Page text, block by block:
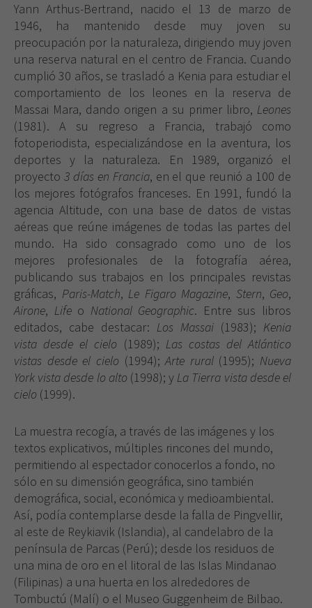
Yann Arthus-Bertrand, nacido el 13 de marzo de
1946, ha mantenido desde muy joven su
preocupación por la naturaleza, dirigiendo muy joven
una reserva natural en el centro de Francia. Cuando
cumplió 30 años, se trasladó a Kenia para estudiar el
comportamiento de los leones en la reserva de
Massai Mara, dando origen a su primer libro, Leones
(1981). A su regreso a Francia, trabajó como
fotoperiodista, especializándose en la aventura, los
deportes y la naturaleza. En 1989, organizó el
proyecto 3 días en Francia, en el que reunió a 100 de
los mejores fotógrafos franceses. En 1991, fundó la
agencia Altitude, con una base de datos de vistas
aéreas que reúne imágenes de todas las partes del
mundo. Ha sido consagrado como uno de los
mejores profesionales de la fotografía aérea,
publicando sus trabajos en los principales revistas
gráficas, Paris-Match, Le Figaro Magazine, Stern, Geo,
Airone, Lifeo National Geographic. Entre sus libros
editados, cabe destacar: Los Massai (1983); Kenia
vista desde el cielo (1989); Las costas del Atlántico
vistas desde el cielo (1994);Arte rural(1995); Nueva
York vista desde lo alto (1998); y La Tierra vista desde el
cielo (1999).
La muestra recogía, a través de las imágenes y los
textos explicativos, múltiples rincones del mundo,
permitiendo al espectador conocerlos a fondo, no
sólo en su dimensión geográfica, sino también
demográfica, social, económica y medioambiental.
Así, podía contemplarse desde la falla de Pingvellir,
al este de Reykiavik (Islandia), al candelabro de la
península de Parcas (Perú); desde los residuos de
una mina de oro en el litoral de las Islas Mindanao
(Filipinas) a una huerta en los alrededores de
Tombuctú (Malí) o el Museo Guggenheim de Bilbao.